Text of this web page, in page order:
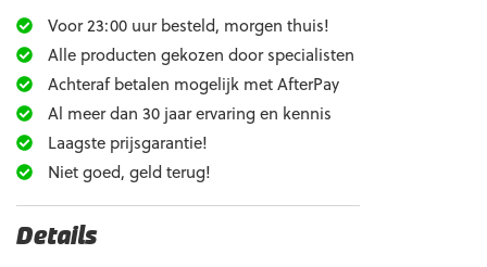
Voor 23:00 uur besteld, morgen thuis!
Alle producten gekozen door specialisten
Achteraf betalen mogelijk met AfterPay
Al meer dan 30 jaar ervaring en kennis
Laagste prijsgarantie!
Niet goed, geld terug!
Details